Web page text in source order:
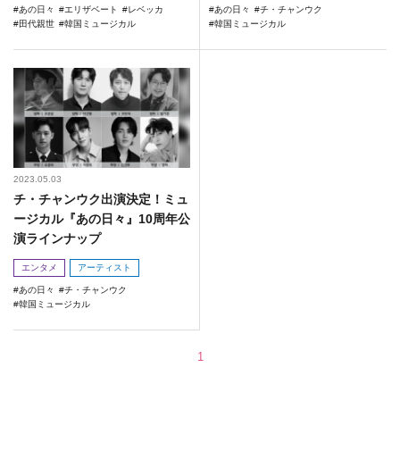
あの日々 エリザベート
レベッカ
田代親世
韓国ミュージカル
あの日々
チ・チャンウク
韓国ミュージカル
2023.05.03
チ・チャンウク出演決定！ミュ
ージカル『あの日々』10周年公
演ラインナップ
エンタメ アーティスト
あの日々
チ・チャンウク
韓国ミュージカル
1